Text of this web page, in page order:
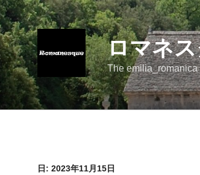
ロマネ
The
日: 2023年11月15日